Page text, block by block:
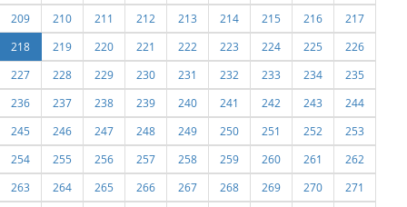
209
210 211 212 213 214 215 216
217
218
219 220 221 222 223 224 225
226
227
228 229 230 231 232 233 234
235
236
237 238 239 240 241 242 243
244
245
246 247 248 249 250 251 252
253
254
255 256 257 258 259 260 261
262
263
264 265 266 267 268 269 270
271